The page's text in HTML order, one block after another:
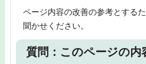
ページ内容の改善の参考とする
聞かせください。
質問：このページの内